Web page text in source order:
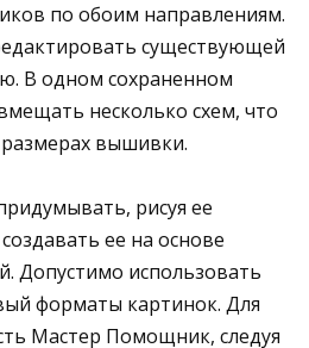
по обоим направлениям.
существующей
В одном сохраненном
несколько схем, что
вышивки.
рисуя ее
ее на основе
Допустимо использовать
форматы картинок. Для
Мастер Помощник, следуя